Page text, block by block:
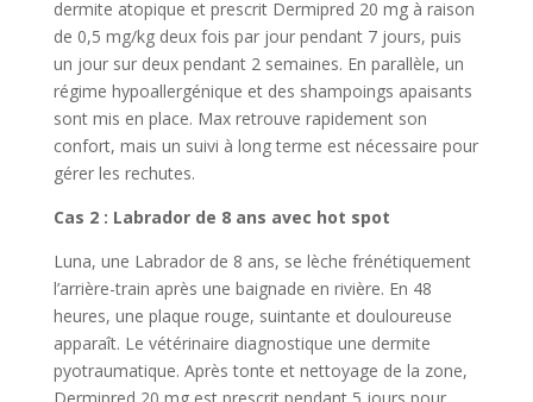
dermite atopique et prescrit Dermipred 20 mg à raison
de 0,5 mg/kg deux fois par jour pendant 7 jours, puis
un jour sur deux pendant 2 semaines. En parallèle, un
régime hypoallergénique et des shampoings apaisants
sont mis en place. Max retrouve rapidement son
confort, mais un suivi à long terme est nécessaire pour
gérer les rechutes.
Cas 2 : Labrador de 8 ans avec hot spot
Luna, une Labrador de 8 ans, se lèche frénétiquement
l’arrière-train après une baignade en rivière. En 48
heures, une plaque rouge, suintante et douloureuse
apparaît. Le vétérinaire diagnostique une dermite
pyotraumatique. Après tonte et nettoyage de la zone,